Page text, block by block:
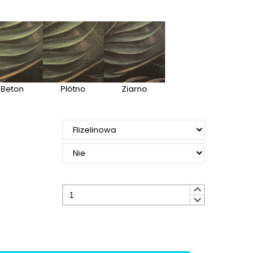
Beton Płótno Ziarno
keyboard_arrow_up
keyboard_arrow_down